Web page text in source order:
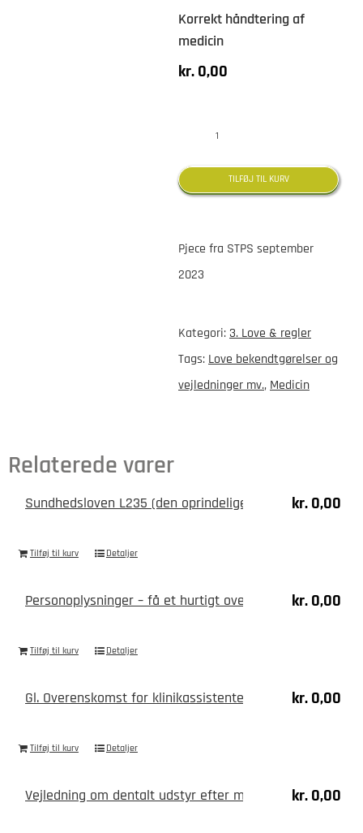
Korrekt håndtering af
medicin
kr.0,00
håndtering
af
antal
TILFØJ TIL KURV
Pjece fra STPS september
2023
Kategori: 3. Love & regler
Tags: Love bekendtgørelser og
vejledninger mv., Medicin
Relaterede varer
Sundhedsloven L235 (den oprindelige særlov fra 2018)
kr.0,00
Tilføj til kurv Detaljer
Personoplysninger – få et hurtigt overblik kr.0,00
Tilføj til kurv Detaljer
Gl. Overenskomst for klinikassistenter 2020-2023
kr.0,00
Tilføj til kurv Detaljer
Vejledning om dentalt udstyr efter mål (2021)kr.0,00